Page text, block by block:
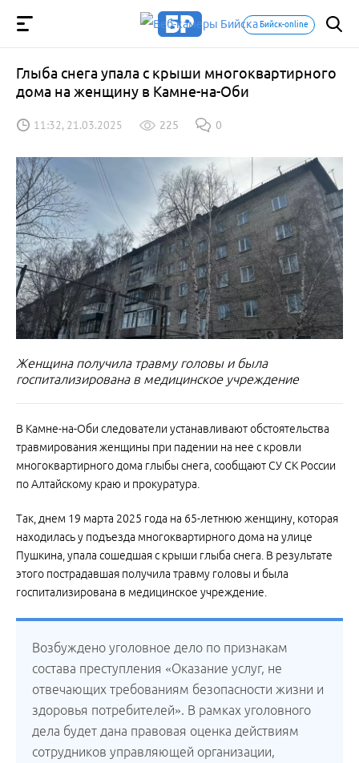
Бийск-online
Глыба снега упала с крыши многоквартирного
дома на женщину в Камне-на-Оби
11:32, 21.03.2025 225 0
Женщина получила травму головы и была
госпитализирована в медицинское учреждение
В Камне-на-Оби следователи устанавливают обстоятельства
травмирования женщины при падении на нее с кровли
многоквартирного дома глыбы снега, сообщают СУ СК России
по Алтайскому краю и прокуратура.
Так, днем 19 марта 2025 года на 65-летнюю женщину, которая
находилась у подъезда многоквартирного дома на улице
Пушкина, упала сошедшая с крыши глыба снега. В результате
этого пострадавшая получила травму головы и была
госпитализирована в медицинское учреждение.
Возбуждено уголовное дело по признакам
состава преступления «Оказание услуг, не
отвечающих требованиям безопасности жизни и
здоровья потребителей». В рамках уголовного
дела будет дана правовая оценка действиям
сотрудников управляющей организации,